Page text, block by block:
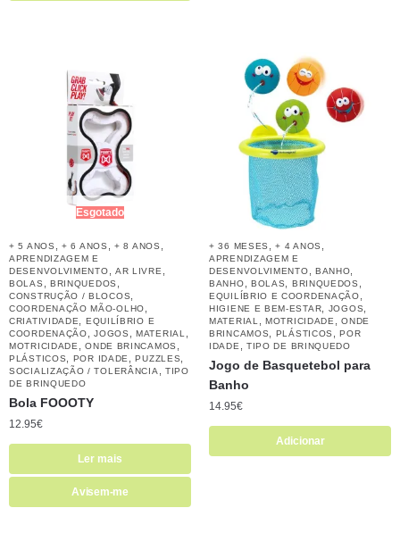
Esgotado
+ 5 ANOS ,+ 6 ANOS ,+ 8 ANOS
APRENDIZAGEM E
DESENVOLVIMENTO
AR LIVRE
BOLAS BRINQUEDOS
CONSTRUÇÃO / BLOCOS
COORDENAÇÃO MÃO-OLHO
CRIATIVIDADE
EQUILÍBRIO E
COORDENAÇÃO
,JOGOS ,MATERIAL
MOTRICIDADE ,ONDE BRINCAMOS
PLÁSTICOS POR IDADE ,PUZZLES
SOCIALIZAÇÃO / TOLERÂNCIA
TIPO
DE BRINQUEDO
Bola FOOOTY
12.95€
Ler mais
Avisem-me
+ 36 MESES ,+ 4 ANOS
APRENDIZAGEM E
DESENVOLVIMENTO
BANHO
BANHO BOLAS BRINQUEDOS
EQUILÍBRIO E COORDENAÇÃO
HIGIENE E BEM-ESTAR JOGOS
MATERIAL ,MOTRICIDADE ,ONDE
BRINCAMOS
PLÁSTICOS ,POR
IDADE
TIPO DE BRINQUEDO
Jogo de Basquetebol para
Banho
14.95€
Adicionar